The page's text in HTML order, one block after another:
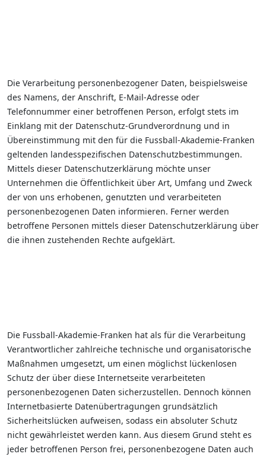
Die Verarbeitung personenbezogener Daten, beispielsweise
des Namens, der Anschrift, E-Mail-Adresse oder
Telefonnummer einer betroffenen Person, erfolgt stets im
Einklang mit der Datenschutz-Grundverordnung und in
Übereinstimmung mit den für die Fussball-Akademie-Franken
geltenden landesspezifischen Datenschutzbestimmungen.
Mittels dieser Datenschutzerklärung möchte unser
Unternehmen die Öffentlichkeit über Art, Umfang und Zweck
der von uns erhobenen, genutzten und verarbeiteten
personenbezogenen Daten informieren. Ferner werden
betroffene Personen mittels dieser Datenschutzerklärung über
die ihnen zustehenden Rechte aufgeklärt.
Die Fussball-Akademie-Franken hat als für die Verarbeitung
Verantwortlicher zahlreiche technische und organisatorische
Maßnahmen umgesetzt, um einen möglichst lückenlosen
Schutz der über diese Internetseite verarbeiteten
personenbezogenen Daten sicherzustellen. Dennoch können
Internetbasierte Datenübertragungen grundsätzlich
Sicherheitslücken aufweisen, sodass ein absoluter Schutz
nicht gewährleistet werden kann. Aus diesem Grund steht es
jeder betroffenen Person frei, personenbezogene Daten auch